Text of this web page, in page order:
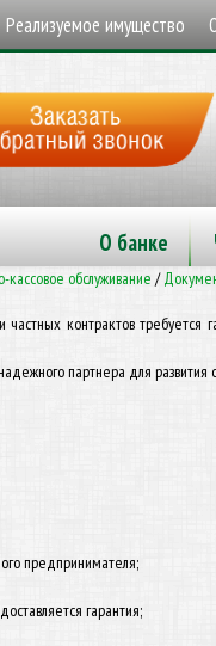
Реализуемое имущество
О банке
кассовое обслуживание /
контрактов
партнера для развития
предпринимателя;
гарантия;